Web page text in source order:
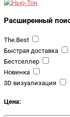
Расширенный
The.Best
Быстрая доставка
Бестселлер
Новинка
3D визуализация
Цена: